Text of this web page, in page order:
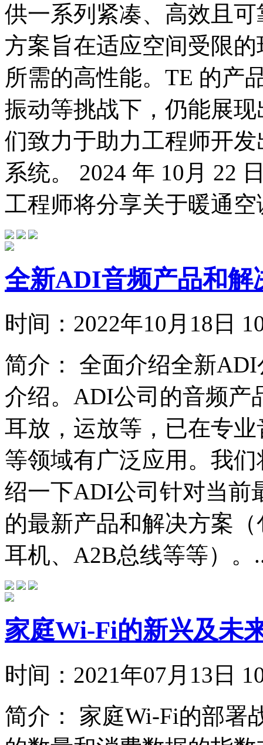
供一系列紧凑、高效且
方案旨在适应空间受限
所需的高性能。TE 的产
振动等挑战下，仍能展
们致力于助力工程师开
系统。 2024 年 10月 22
工程师将分享关于暖通空
全新ADI音频产品和解
时间： 2022年10月18
简介：
全面介绍全新
介绍。ADI公司的音频产
耳放，运放等，已在专
等领域有广泛应用。我
绍一下ADI公司针对当前
的最新产品和解决方案
耳机、A2B总线等等）。
家庭Wi-Fi的新兴及未
时间： 2021年07月13
简介：
家庭Wi-Fi的部署